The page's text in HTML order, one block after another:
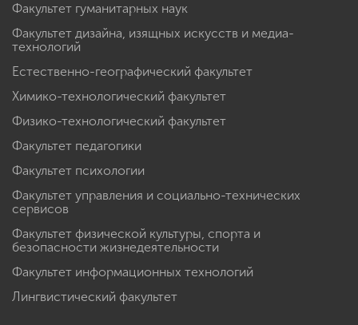
Факультет гуманитарных наук
Факультет дизайна, изящных искусств и медиа-
технологий
Естественно-географический факультет
Химико-технологический факультет
Физико-технологический факультет
Факультет педагогики
Факультет психологии
Факультет управления и социально-технических
сервисов
Факультет физической культуры, спорта и
безопасности жизнедеятельности
Факультет информационных технологий
Лингвистический факультет